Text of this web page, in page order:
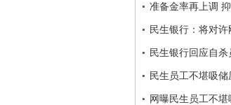
准备金率再上调
民生银行：将对
民生银行回应自
民生员工不堪吸
网曝民生员工不